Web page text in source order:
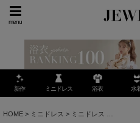
menu
新作 ミニドレス 浴衣 水
HOME > ミニドレス > ミニドレス